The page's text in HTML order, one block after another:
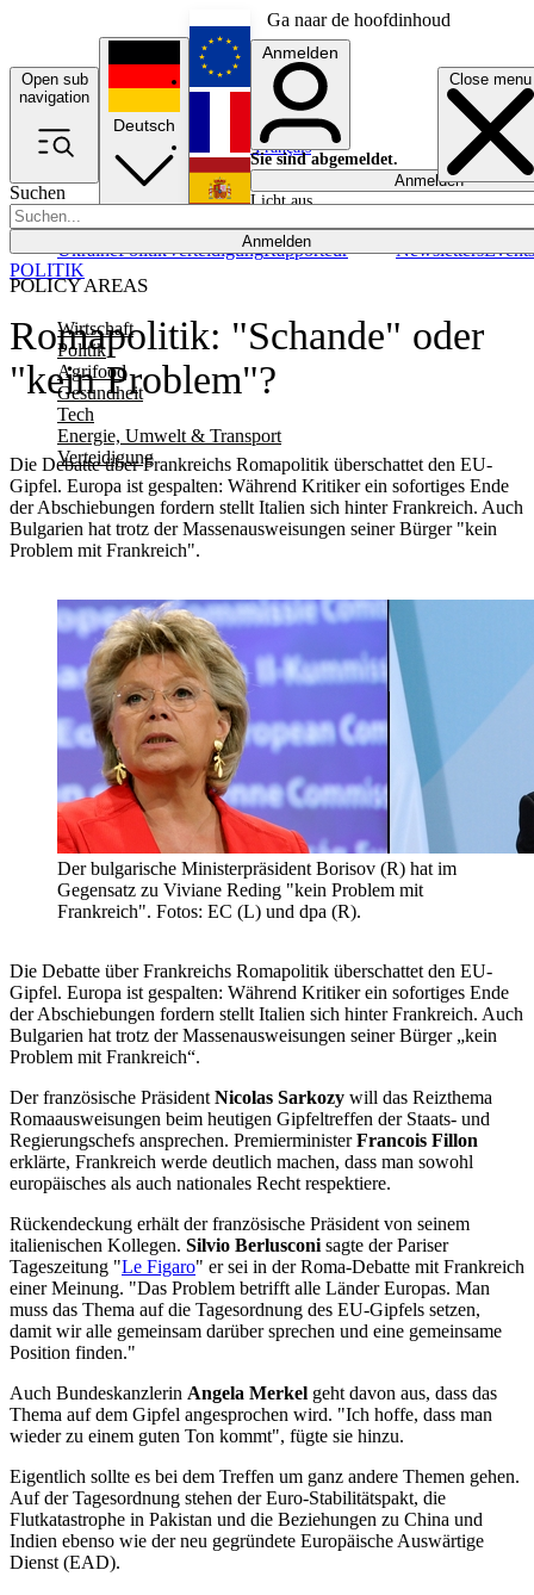
Ga naar de hoofdinhoud
Open sub
navigation
Close menu
Suchen
Anmelden
POLICY AREAS
Wirtschaft
Politik
Agrifood
Gesundheit
Tech
Energie, Umwelt & Transport
Verteidigung
UkrainePolitikVerteidigungRapporteur NewslettersEvents
Deutsch
English
Français
Anmelden
Sie sind abgemeldet.
Anmelden
Licht aus
Romapolitik: "Schande" oder
"kein Problem"?
Die Debatte über Frankreichs Romapolitik überschattet den EU-
Gipfel. Europa ist gespalten: Während Kritiker ein sofortiges Ende
der Abschiebungen fordern stellt Italien sich hinter Frankreich. Auch
Bulgarien hat trotz der Massenausweisungen seiner Bürger "kein
Problem mit Frankreich".
POLITIK
Der bulgarische Ministerpräsident Borisov (R) hat im
Gegensatz zu Viviane Reding "kein Problem mit
Frankreich". Fotos: EC (L) und dpa (R).
Die Debatte über Frankreichs Romapolitik überschattet den EU-
Gipfel. Europa ist gespalten: Während Kritiker ein sofortiges Ende
der Abschiebungen fordern stellt Italien sich hinter Frankreich. Auch
Bulgarien hat trotz der Massenausweisungen seiner Bürger „kein
Problem mit Frankreich“.
Der französische Präsident Nicolas Sarkozy will das Reizthema
Romaausweisungen beim heutigen Gipfeltreffen der Staats- und
Regierungschefs ansprechen. PremierministerFrancois Fillon
erklärte, Frankreich werde deutlich machen, dass man sowohl
europäisches als auch nationales Recht respektiere.
Rückendeckung erhält der französische Präsident von seinem
italienischen Kollegen. Silvio Berlusconi sagte der Pariser
Tageszeitung "Le Figaro" er sei in der Roma-Debatte mit Frankreich
einer Meinung. "Das Problem betrifft alle Länder Europas. Man
muss das Thema auf die Tagesordnung des EU-Gipfels setzen,
damit wir alle gemeinsam darüber sprechen und eine gemeinsame
Position finden."
Auch Bundeskanzlerin Angela Merkel geht davon aus, dass das
Thema auf dem Gipfel angesprochen wird. "Ich hoffe, dass man
wieder zu einem guten Ton kommt", fügte sie hinzu.
Eigentlich sollte es bei dem Treffen um ganz andere Themen gehen.
Auf der Tagesordnung stehen der Euro-Stabilitätspakt, die
Flutkatastrophe in Pakistan und die Beziehungen zu China und
Indien ebenso wie der neu gegründete Europäische Auswärtige
Dienst (EAD).